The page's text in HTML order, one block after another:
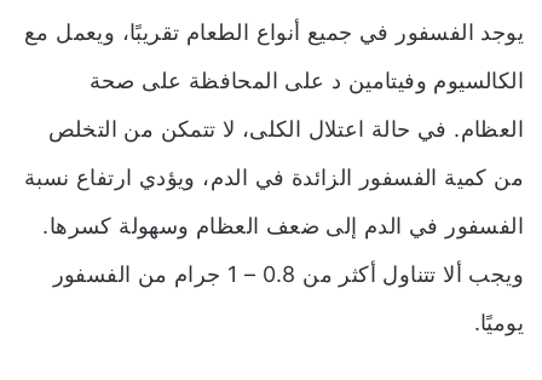
يوجد الفسفور في جميع أنواع الطعام تقريبًا، ويعمل مع
الكالسيوم وفيتامين د على المحافظة على صحة
العظام. في حالة اعتلال الكلى، لا تتمكن من التخلص
من كمية الفسفور الزائدة في الدم، ويؤدي ارتفاع نسبة
الفسفور في الدم إلى ضعف العظام وسهولة كسرها.
ويجب ألا تتناول أكثر من 0.8 – 1 جرام من الفسفور
يوميًا.